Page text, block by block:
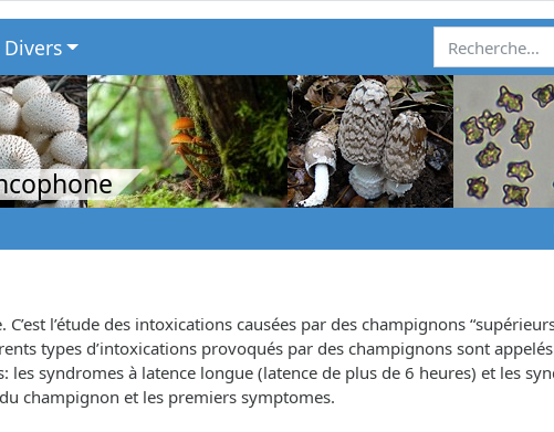
Divers
l’étude des intoxications causées par des champignons
types d’intoxications provoqués par des champignons sont
syndromes à latence longue (latence de plus de 6 heures) et les
champignon et les premiers symptomes.